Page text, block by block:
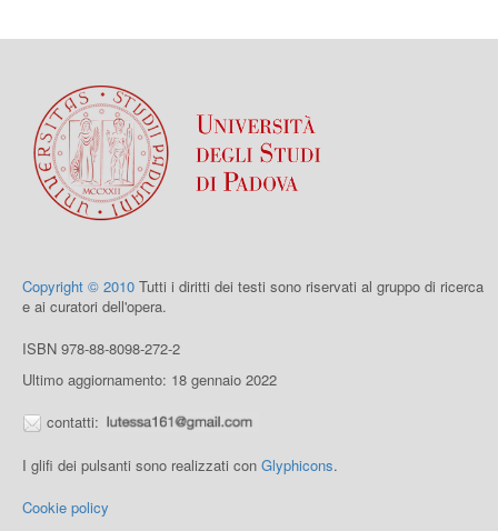
Copyright © 2010 Tutti i diritti dei testi sono riservati al gruppo di ricerca
e ai curatori dell'opera.
ISBN 978-88-8098-272-2
Ultimo aggiornamento: 18 gennaio 2022
contatti:
I glifi dei pulsanti sono realizzati con Glyphicons.
Cookie policy